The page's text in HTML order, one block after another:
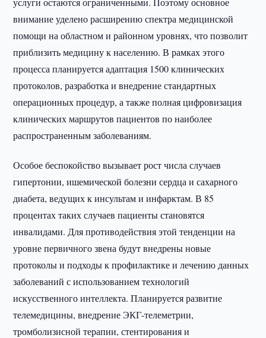
внимание уделено расширению спектра медицинской
помощи на областном и районном уровнях, что позволит
приблизить медицину к населению. В рамках этого
процесса планируется адаптация 1500 клинических
протоколов, разработка и внедрение стандартных
операционных процедур, а также полная цифровизация
клинических маршрутов пациентов по наиболее
распространенным заболеваниям.
Особое беспокойство вызывает рост числа случаев
гипертонии, ишемической болезни сердца и сахарного
диабета, ведущих к инсультам и инфарктам. В 85
процентах таких случаев пациенты становятся
инвалидами. Для противодействия этой тенденции на
уровне первичного звена будут внедрены новые
протоколы и подходы к профилактике и лечению данных
заболеваний с использованием технологий
искусственного интеллекта. Планируется развитие
телемедицины, внедрение ЭКГ-телеметрии,
тромболизисной терапии, стентирования и